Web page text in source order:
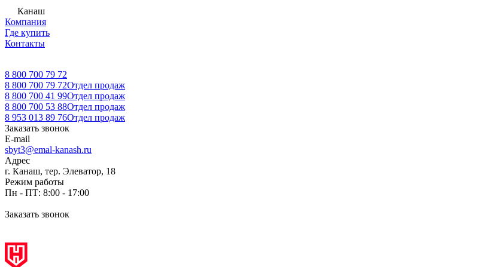
Канаш
Компания
Где купить
Контакты
8 800 700 79 72
8 800 700 79 72Отдел продаж
8 800 700 41 99Отдел продаж
8 800 700 53 88Отдел продаж
8 953 013 89 76Отдел продаж
Заказать звонок
E-mail
sbyt3@emal-kanash.ru
Адрес
г. Канаш, тер. Элеватор, 18
Режим работы
Пн - ПТ: 8:00 - 17:00
Заказать звонок